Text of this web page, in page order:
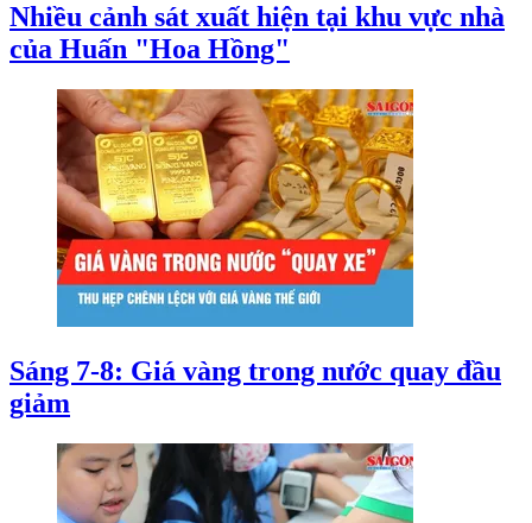
Nhiều cảnh sát xuất hiện tại khu vực nhà
của Huấn "Hoa Hồng"
Sáng 7-8: Giá vàng trong nước quay đầu
giảm